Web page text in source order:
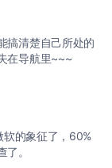
搞清楚自己所处的
在导航里~~~
软的象征了，60%
。